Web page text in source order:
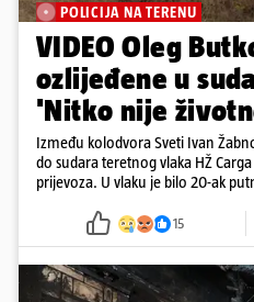
POLICIJA NA TERENU
VIDEO Oleg
ozlijeđene u
'Nitko nije
Između kolodvora Sveti Ivan
do sudara teretnog vlaka HŽ
prijevoza. U vlaku je bilo 20-ak
15